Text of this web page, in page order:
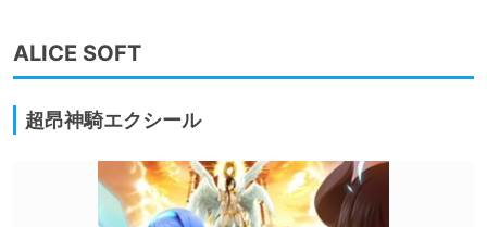
ALICE SOFT
超昂神騎エクシール